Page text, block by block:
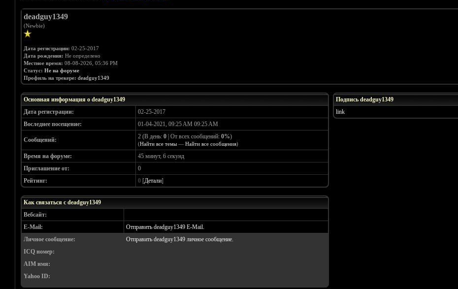
deadguy1349
(Newbie)
Дата регистрации: 02-25-2017
Дата рождения: Не определено
Местное время: 08-08-2026, 05:36 PM
Статус: Не на форуме
Профиль на трекере: deadguy1349
Основная информация о deadguy1349
Дата регистрации:
02-25-2017
Воследнее посещение:
01-04-2021, 09:25 AM 09:25 AM
Сообщений: 2 (В день: 0| От всех сообщений: 0%)
(Найти все темы— Найти все сообщения)
Время на форуме:
45 минут, 6 секунд
Приглашение от:
0
Рейтинг:
0 [Детали]
Как связаться с deadguy1349
Вебсайт:
E-Mail:
Отправить deadguy1349 E-Mail.
Личное сообщение:
Отправить deadguy1349 личное сообщение.
ICQ номер:
AIM имя:
Yahoo ID:
Подпись deadguy1349
link